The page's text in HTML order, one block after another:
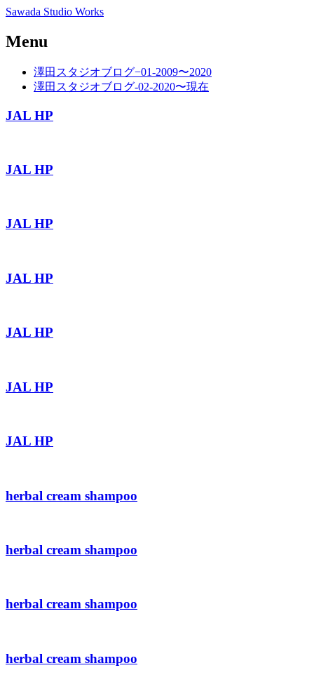
Sawada Studio Works
Menu
Skip
content
澤田スタジオブログ−01-2009〜2020
澤田スタジオブログ-02-2020〜現在
JAL HP
JAL HP
JAL HP
JAL HP
JAL HP
JAL HP
JAL HP
herbal cream shampoo
herbal cream shampoo
herbal cream shampoo
herbal cream shampoo